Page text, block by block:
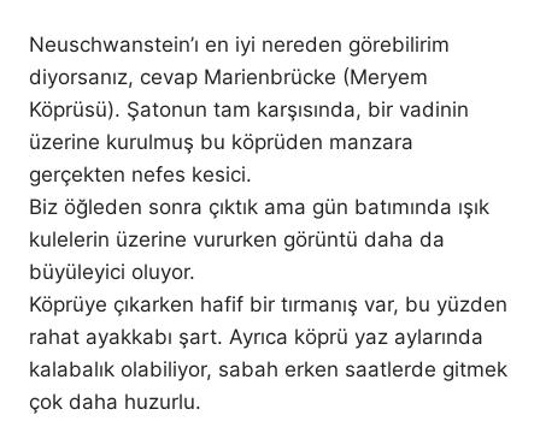
Neuschwanstein’ı en iyi nereden görebilirim
diyorsanız, cevap Marienbrücke (Meryem
Köprüsü). Şatonun tam karşısında, bir vadinin
üzerine kurulmuş bu köprüden manzara
gerçekten nefes kesici.
Biz öğleden sonra çıktık ama gün batımında ışık
kulelerin üzerine vururken görüntü daha da
büyüleyici oluyor.
Köprüye çıkarken hafif bir tırmanış var, bu yüzden
rahat ayakkabı şart. Ayrıca köprü yaz aylarında
kalabalık olabiliyor, sabah erken saatlerde gitmek
çok daha huzurlu.